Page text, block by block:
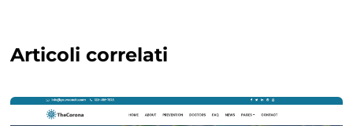
Articoli correlati